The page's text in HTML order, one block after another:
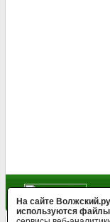
На сайте Волжский.ру
используются